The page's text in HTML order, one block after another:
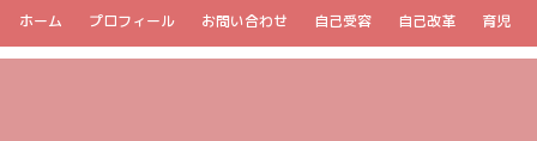
ホーム プロフィール お問い合わせ 自己受容 自己改革 育児